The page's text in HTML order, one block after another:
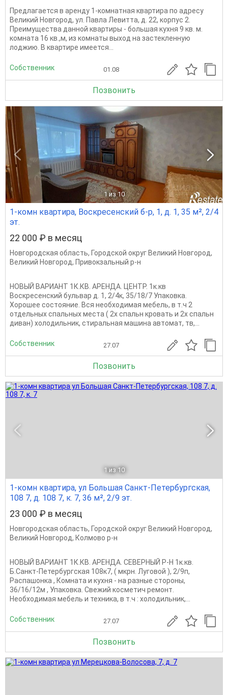
Предлагается в аренду 1-комнатная квартиpа по адресу
Великий Новгород, ул. Павла Левитта, д. 22, кopпуc 2.
Преимущества данной квартиры - большая кухня 9 кв. м.
комната 16 кв.,м, из комнаты выход на застекленную
лоджию. В квартире имеется...
Собственник 01.08
Позвонить
1 из 10
1-комн квартира, Воскресенский б-р, 1, д. 1, 35 м², 2/4
эт.
22 000 ₽ в месяц
Новгородская область, Городской округ Великий Новгород,
Великий Новгород, Привокзальный р-н
НОВЫЙ ВАРИАНТ 1К.КВ. АРЕНДА. ЦЕНТР. 1к.кв
Воскресенский бульвар д. 1, 2/4к, 35/18/7 Упаковка.
Хорошее состояние. Вся необходимая мебель, в т.ч 2
отдельных спальных места ( 2х спальн кровать и 2х спальн
диван) холодильник, стиральная машина автомат, тв,...
Собственник 27.07
Позвонить
1 из 10
1-комн квартира, ул Большая Санкт-Петербургская,
108 7, д. 108 7, к. 7, 36 м², 2/9 эт.
23 000 ₽ в месяц
Новгородская область, Городской округ Великий Новгород,
Великий Новгород, Колмово р-н
НОВЫЙ ВАРИАНТ 1К.КВ. АРЕНДА. СЕВЕРНЫЙ Р-Н 1к.кв.
Б.Санкт-Петербургская 108к7, ( мкрн. Луговой ), 2/9п,
Распашонка , Комната и кухня - на разные стороны,
36/16/12м , Упаковка. Свежий косметич ремонт.
Необходимая мебель и техника, в т.ч : холодильник,...
Собственник 27.07
Позвонить